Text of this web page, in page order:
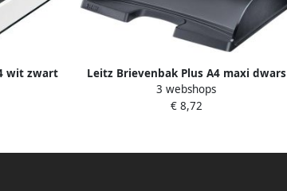
wit zwart
Leitz Brievenbak Plus A4 maxi dwars
zwart
3 webshops
€ 8,72